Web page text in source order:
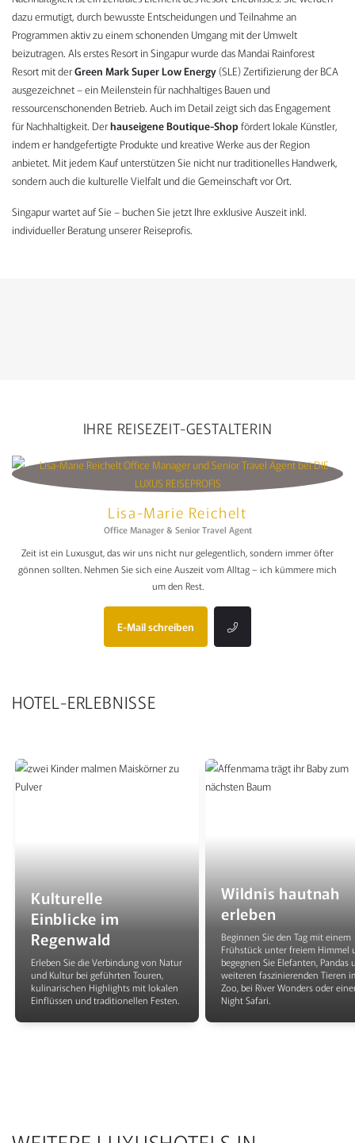
dazu ermutigt, durch bewusste Entscheidungen und Teilnahme an
Programmen aktiv zu einem schonenden Umgang mit der Umwelt
beizutragen. Als erstes Resort in Singapur wurde das Mandai Rainforest
Resort mit derGreen Mark Super Low Energy(SLE) Zertifizierung der BCA
ausgezeichnet – ein Meilenstein für nachhaltiges Bauen und
ressourcenschonenden Betrieb. Auch im Detail zeigt sich das Engagement
für Nachhaltigkeit. Derhauseigene Boutique-Shop fördert lokale Künstler,
indem er handgefertigte Produkte und kreative Werke aus der Region
anbietet. Mit jedem Kauf unterstützen Sie nicht nur traditionelles Handwerk,
sondern auch die kulturelle Vielfalt und die Gemeinschaft vor Ort.
Singapur wartet auf Sie – buchen Sie jetzt Ihre exklusive Auszeit inkl.
individueller Beratung unserer Reiseprofis.
IHRE REISEZEIT-GESTALTERIN
Lisa-Marie Reichelt
Office Manager & Senior Travel Agent
Zeit ist ein Luxusgut, das wir uns nicht nur gelegentlich, sondern immer öfter
gönnen sollten. Nehmen Sie sich eine Auszeit vom Alltag – ich kümmere mich
um den Rest.
E-Mail schreiben
HOTEL-ERLEBNISSE
Kulturelle
Einblicke im
Regenwald
Erleben Sie die Verbindung von Natur
und Kultur bei geführten Touren,
kulinarischen Highlights mit lokalen
Einflüssen und traditionellen Festen.
Wildnis hautnah
erleben
Beginnen Sie den Tag mit einem
Frühstück unter freiem Himmel
begegnen Sie Elefanten, Pandas
weiteren faszinierenden Tieren
Zoo, bei River Wonders oder
Night Safari.